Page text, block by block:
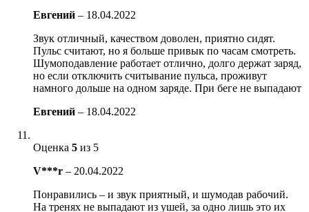
Евгений – 18.04.2022
Звук отличный, качеством доволен, приятно сидят.
Пульс считают, но я больше привык по часам смотреть.
Шумоподавление работает отлично, долго держат заряд,
но если отключить считывание пульса, проживут
намного дольше на одном заряде. При беге не выпадают
Евгений – 18.04.2022
Оценка 5 из 5
V***r – 20.04.2022
Понравились – и звук приятный, и шумодав рабочий.
На тренях не выпадают из ушей, за одно лишь это их